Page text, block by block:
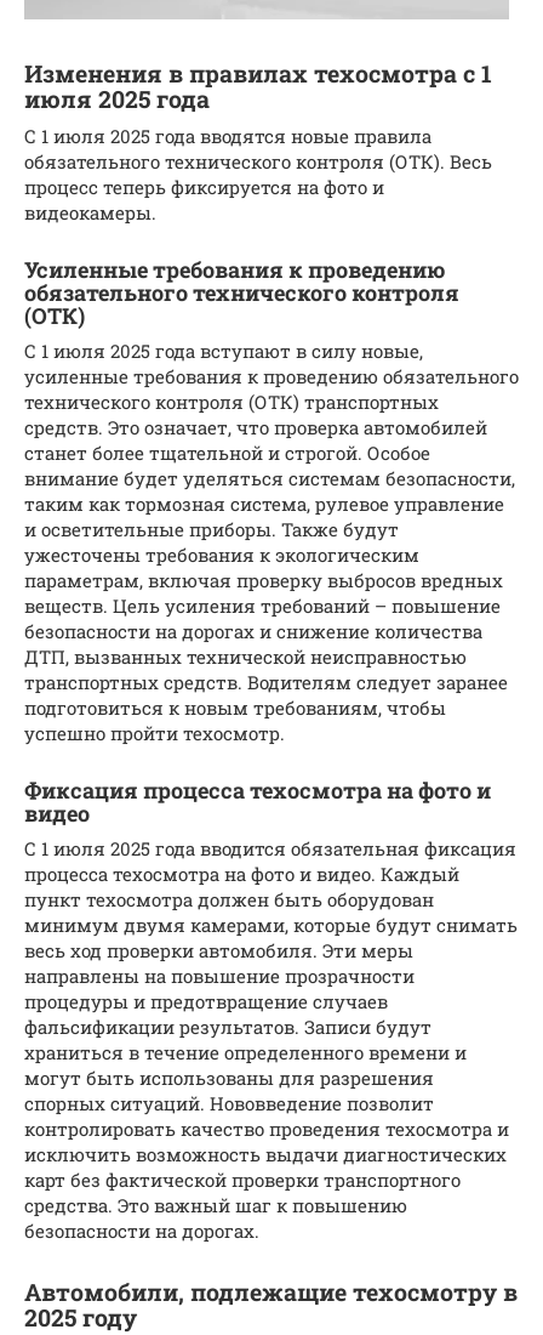
Изменения в правилах техосмотра с 1
июля 2025 года
С 1 июля 2025 года вводятся новые правила
обязательного технического контроля (ОТК). Весь
процесс теперь фиксируется на фото и
видеокамеры.
Усиленные требования к проведению
обязательного технического контроля
(ОТК)
С 1 июля 2025 года вступают в силу новые,
усиленные требования к проведению обязательного
технического контроля (ОТК) транспортных
средств. Это означает, что проверка автомобилей
станет более тщательной и строгой. Особое
внимание будет уделяться системам безопасности,
таким как тормозная система, рулевое управление
и осветительные приборы. Также будут
ужесточены требования к экологическим
параметрам, включая проверку выбросов вредных
веществ. Цель усиления требований – повышение
безопасности на дорогах и снижение количества
ДТП, вызванных технической неисправностью
транспортных средств. Водителям следует заранее
подготовиться к новым требованиям, чтобы
успешно пройти техосмотр.
Фиксация процесса техосмотра на фото и
видео
С 1 июля 2025 года вводится обязательная фиксация
процесса техосмотра на фото и видео. Каждый
пункт техосмотра должен быть оборудован
минимум двумя камерами, которые будут снимать
весь ход проверки автомобиля. Эти меры
направлены на повышение прозрачности
процедуры и предотвращение случаев
фальсификации результатов. Записи будут
храниться в течение определенного времени и
могут быть использованы для разрешения
спорных ситуаций. Нововведение позволит
контролировать качество проведения техосмотра и
исключить возможность выдачи диагностических
карт без фактической проверки транспортного
средства. Это важный шаг к повышению
безопасности на дорогах.
Автомобили, подлежащие техосмотру в
2025 году